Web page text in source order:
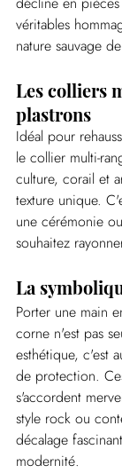
véritables
nature sauvage
Les colliers
plastrons
Idéal pour
le collier multi-
culture, corail et
texture unique.
une cérémonie
souhaitez
La
Porter une main
corne n'est pas
esthétique, c'est
de protection.
s'accordent
style rock ou
décalage
modernité.